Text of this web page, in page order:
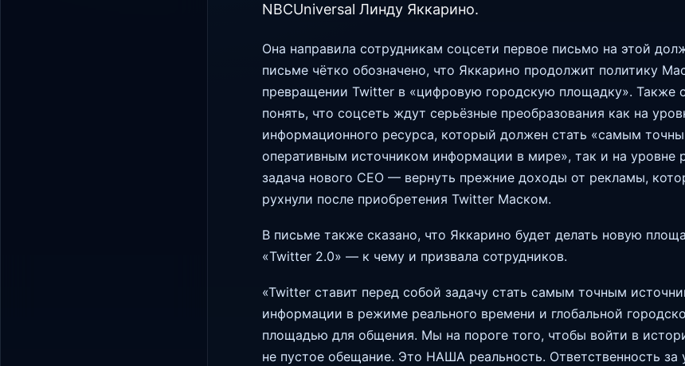
NBCUniversal Линду Яккарино.
Она направила сотрудникам соцсети первое письмо на этой
письме чётко обозначено, что Яккарино продолжит политику
превращении Twitter в «цифровую городскую площадку». Также
понять, что соцсеть ждут серьёзные преобразования как на
информационного ресурса, который должен стать «самым
оперативным источником информации в мире», так и на уровне
задача нового CEO — вернуть прежние доходы от рекламы,
рухнули после приобретения Twitter Маском.
В письме также сказано, что Яккарино будет делать новую
«Twitter 2.0» — к чему и призвала сотрудников.
«Twitter ставит перед собой задачу стать самым точным
информации в режиме реального времени и глобальной
площадью для общения. Мы на пороге того, чтобы войти в
не пустое обещание. Это НАША реальность. Ответственность за